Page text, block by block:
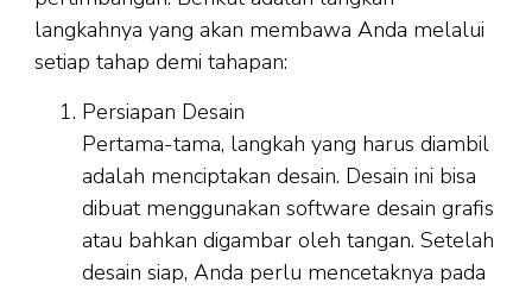
langkahnya yang akan membawa Anda melalui
setiap tahap demi tahapan:
Persiapan Desain
Pertama-tama, langkah yang harus diambil
adalah menciptakan desain. Desain ini bisa
dibuat menggunakan software desain grafis
atau bahkan digambar oleh tangan. Setelah
desain siap, Anda perlu mencetaknya pada